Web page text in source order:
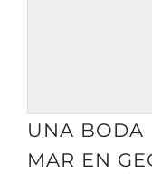
UNA BODA
MAR EN